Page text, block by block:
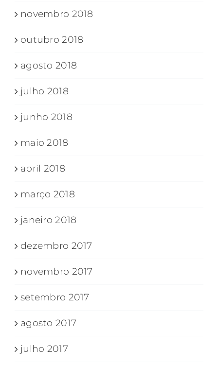
novembro 2018
outubro 2018
agosto 2018
julho 2018
junho 2018
maio 2018
abril 2018
março 2018
janeiro 2018
dezembro 2017
novembro 2017
setembro 2017
agosto 2017
julho 2017